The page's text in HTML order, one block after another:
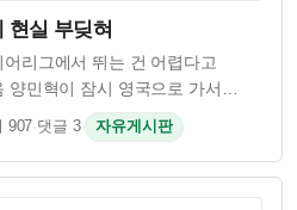
현실 부딪혀
리그에서 뛰는 건 어렵다고
양민혁이 잠시 영국으로 가서
지 않았다고 함 프리미어리그는
수들이 들어가기 쉽지 않다는 걸
양민혁은 어…
907·댓글 3· 자유게시판